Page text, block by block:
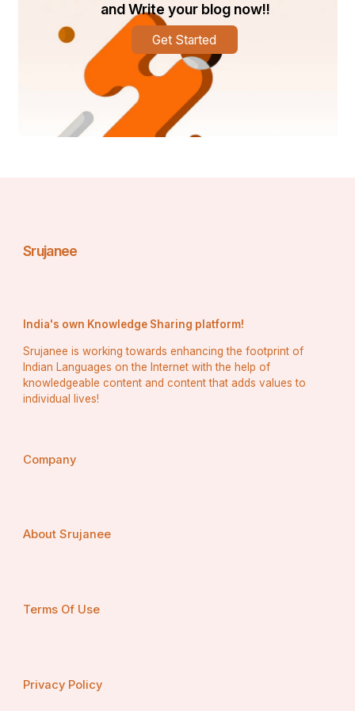
and Write your blog now!!
Get Started
Srujanee
India's own Knowledge Sharing platform!
Srujanee is working towards enhancing the footprint of
Indian Languages on the Internet with the help of
knowledgeable content and content that adds values to
individual lives!
Company
About Srujanee
Terms Of Use
Privacy Policy